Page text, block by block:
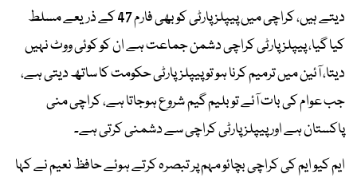
دیتے ہیں، کراچی میں پیپلز پارٹی کو بھی فارم 47 کے ذریعے مسلط
کیا گیا، پیپلز پارٹی کراچی دشمن جماعت ہے ان کو کوئی ووٹ نہیں
دیتا، آئین میں ترمیم کرنا ہو تو پیپلزپارٹی حکومت کا ساتھ دیتی ہے،
جب عوام کی بات آئے تو بلیم گیم شروع ہوجاتا ہے، کراچی منی
پاکستان ہے اور پیپلز پارٹی کراچی سے دشمنی کرتی ہے۔
ایم کیو ایم کی کراچی بچائو مہم پر تبصرہ کرتے ہوئے حافظ نعیم نے کہا